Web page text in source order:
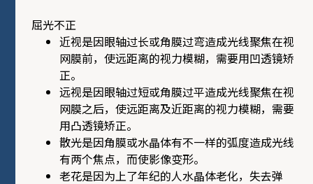
屈光不正
近视是因眼轴过长或角膜过弯造成光线聚焦在视
网膜前，使远距离的视力模糊，需要用凹透镜矫
正。
远视是因眼轴过短或角膜过平造成光线聚焦在视
网膜之后，使远距离及近距离的视力模糊，需要
用凸透镜矫正。
散光是因角膜或水晶体有不一样的弧度造成光线
有两个焦点，而使影像变形。
老花是因为上了年纪的人水晶体老化，失去弹